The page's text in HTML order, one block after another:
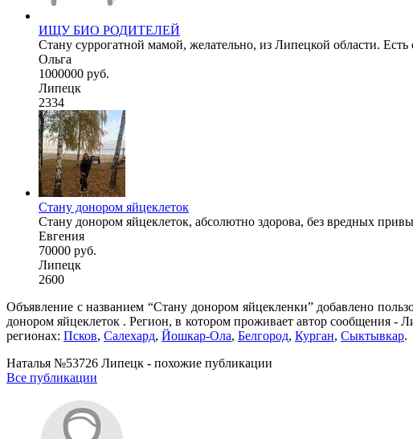
ИЩУ БИО РОДИТЕЛЕЙ
Стану суррогатной мамой, желательно, из Липецкой области.
Ольга
1000000 руб.
Липецк
2334
Стану донором яйцеклеток
Стану донором яйцеклеток, абсолютно здорова, без вредных
Евгения
70000 руб.
Липецк
2600
Объявление с названием “Стану донором яйцекленки” добавлено
донором яйцеклеток . Регион, в котором проживает автор сообщения -
регионах: Псков, Салехард, Йошкар-Ола, Белгород, Курган, Сыктывкар.
Наталья №53726 Липецк - похожие публикации
Все публикации